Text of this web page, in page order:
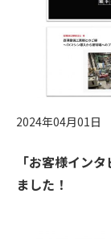
2024年04月01日
「お客様イン
ました！